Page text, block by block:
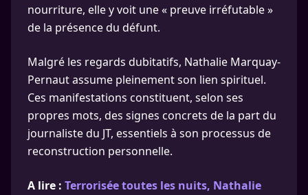
nourriture, elle y voit une « preuve irréfutable »
de la présence du défunt.
Malgré les regards dubitatifs, Nathalie Marquay-
Pernaut assume pleinement son lien spirituel.
Ces manifestations constituent, selon ses
propres mots, des signes concrets de la part du
journaliste du JT, essentiels à son processus de
reconstruction personnelle.
A lire : Terrorisée toutes les nuits, Nathalie